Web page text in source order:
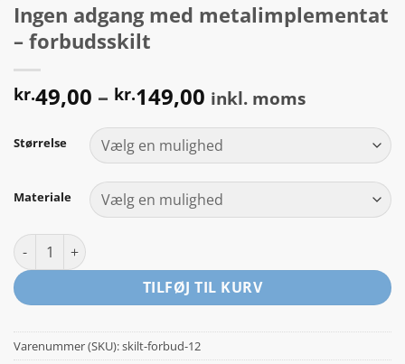
Ingen adgang med metalimplementat
– forbudsskilt
kr.49,00 – kr.149,00 Prisinterval:
til
kr.149,00
inkl. moms
Størrelse
Materiale
Ingen adgang med metalimplementat - forbudsskilt antal
TILFØJ TIL KURV
Varenummer (SKU):skilt-forbud-12